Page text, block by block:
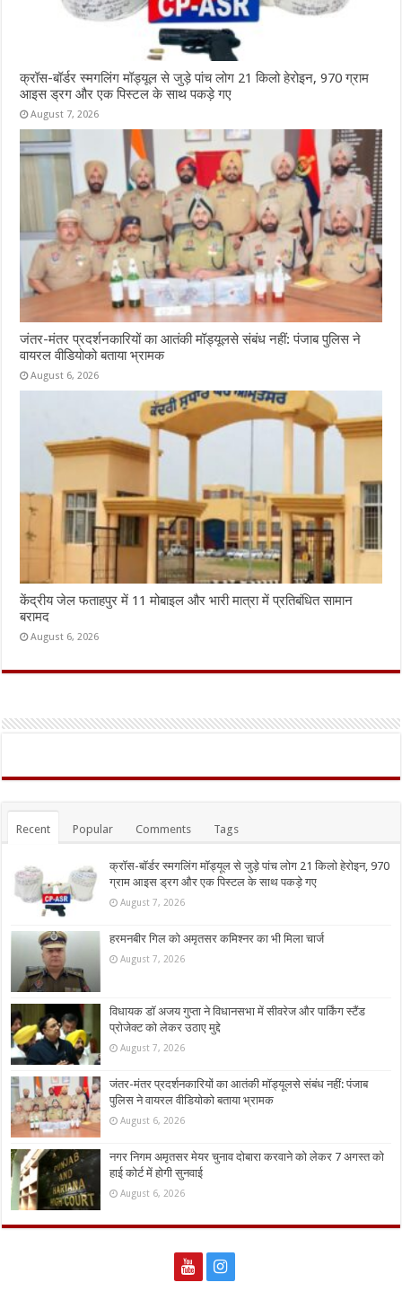
क्रॉस-बॉर्डर स्मगलिंग मॉड्यूल से जुड़े पांच लोग 21 किलो हेरोइन, 970 ग्राम
आइस ड्रग और एक पिस्टल के साथ पकड़े गए
August 7, 2026
जंतर-मंतर प्रदर्शनकारियों का आतंकी मॉड्यूलसे संबंध नहीं: पंजाब पुलिस ने
वायरल वीडियोको बताया भ्रामक
August 6, 2026
केंद्रीय जेल फताहपुर में 11 मोबाइल और भारी मात्रा में प्रतिबंधित सामान
बरामद
August 6, 2026
Recent Popular Comments Tags
क्रॉस-बॉर्डर स्मगलिंग मॉड्यूल से जुड़े पांच लोग 21 किलो हेरोइन, 970
ग्राम आइस ड्रग और एक पिस्टल के साथ पकड़े गए
August 7, 2026
हरमनबीर गिल को अमृतसर कमिश्नर का भी मिला चार्ज
August 7, 2026
विधायक डॉ अजय गुप्ता ने विधानसभा में सीवरेज और पार्किंग स्टैंड
प्रोजेक्ट को लेकर उठाए मुद्दे
August 7, 2026
जंतर-मंतर प्रदर्शनकारियों का आतंकी मॉड्यूलसे संबंध नहीं: पंजाब
पुलिस ने वायरल वीडियोको बताया भ्रामक
August 6, 2026
नगर निगम अमृतसर मेयर चुनाव दोबारा करवाने को लेकर 7 अगस्त को
हाई कोर्ट में होगी सुनवाई
August 6, 2026